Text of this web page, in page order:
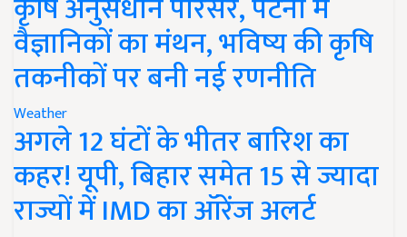
कृषि अनुसंधान परिसर, पटना में
वैज्ञानिकों का मंथन, भविष्य की कृषि
तकनीकों पर बनी नई रणनीति
Weather
अगले 12 घंटों के भीतर बारिश का
कहर! यूपी, बिहार समेत 15 से ज्यादा
राज्यों में IMD का ऑरेंज अलर्ट